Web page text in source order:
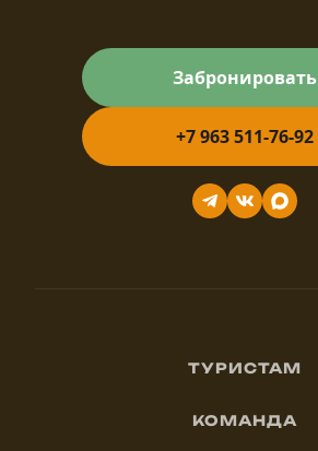
Забронировать
+7 963 511-76-92
ТУРИСТАМ
КОМАНДА